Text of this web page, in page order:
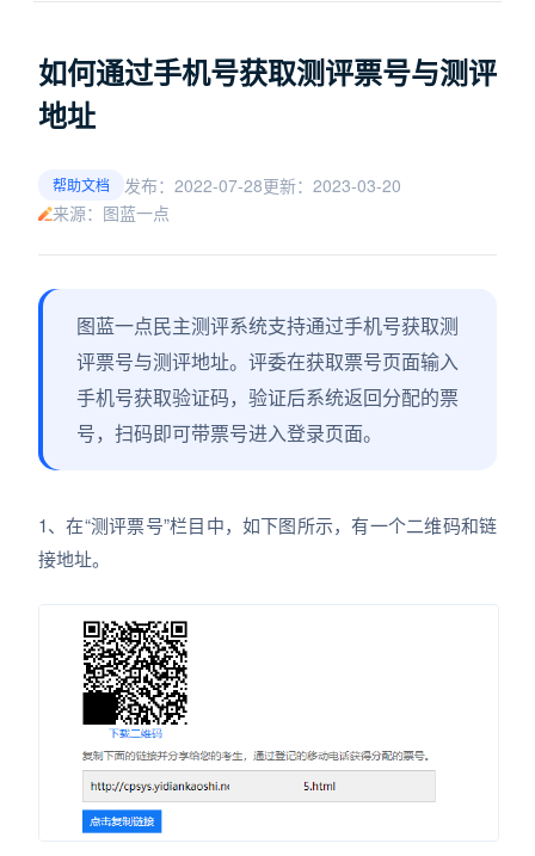
如何通过手机号获取测评票号与测评
地址
帮助文档 发布：2022-07-28更新：2023-03-20
来源：图蓝一点
图蓝一点民主测评系统支持通过手机号获取测
评票号与测评地址。评委在获取票号页面输入
手机号获取验证码，验证后系统返回分配的票
号，扫码即可带票号进入登录页面。
1、在“测评票号”栏目中，如下图所示，有一个二维码和链
接地址。